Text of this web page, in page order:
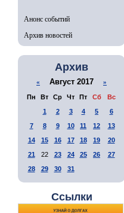
Анонс событий
Архив новостей
Архив
« Август 2017 »
Пн Вт Ср Чт Пт Сб
Вс
1
2 3 4 5
6
7
8 9 10 11 12
13
14
15 16 17 18 19
20
21
22 23 24 25 26
27
28
29 30 31
Ссылки